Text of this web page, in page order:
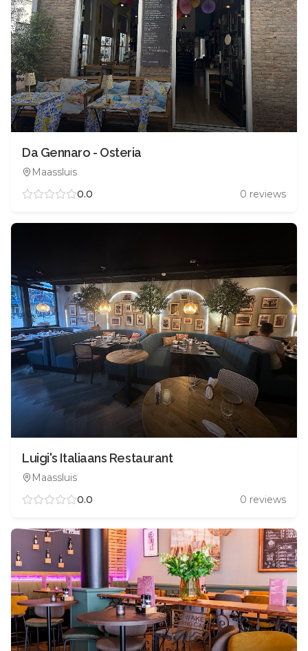
Da Gennaro - Osteria
Maassluis
0.0
0 reviews
Luigi's Italiaans Restaurant
Maassluis
0.0
0 reviews